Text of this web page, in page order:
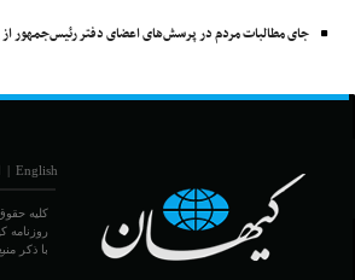
جای مطالبات مردم در پرسش‌های اعضای دفتر رئیس‌جمهور از
English
|
کلیه
روزنامه
با ذکر